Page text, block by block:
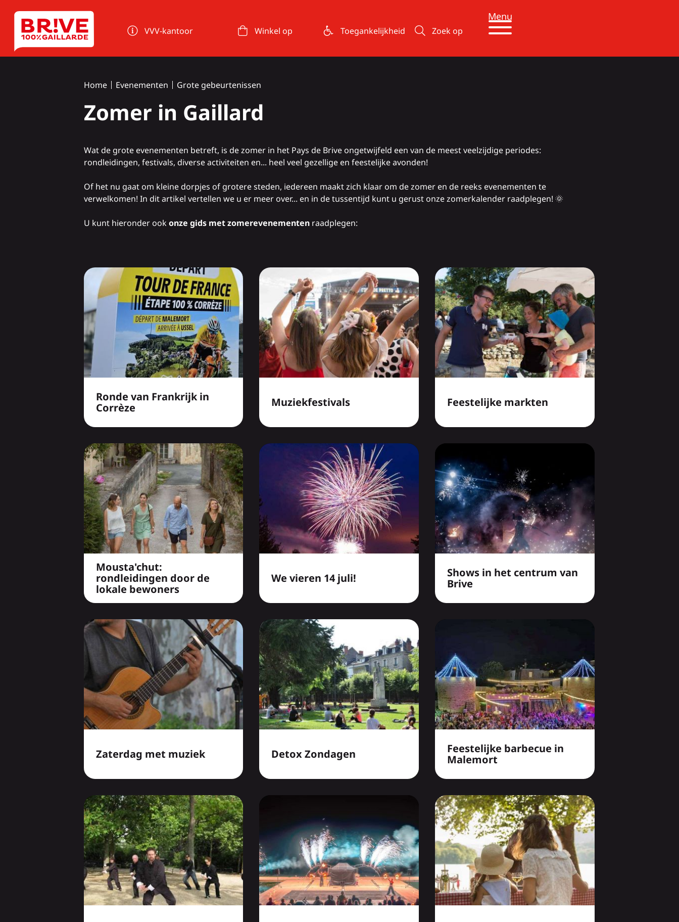
VVV-kantoor Winkel op Toegankelijkheid Zoek op
Menu
Home Evenementen Grote gebeurtenissen
Zomer in Gaillard
Watde grote evenementen betreft, is de zomer in het Pays de Brive ongetwijfeld een van de meest veelzijdige periodes:
rondleidingen, festivals, diverse activiteiten en... heel veel gezellige en feestelijke avonden!
Of het nu gaat om kleine dorpjes of grotere steden, iedereen maakt zich klaar om de zomer en de reeks evenementen te
verwelkomen! In dit artikel vertellen we u er meer over... en in de tussentijd kunt u gerust onze zomerkalender raadplegen! 🌞
U kunt hieronder ookonze gids met zomerevenementenraadplegen:
Ronde van Frankrijk in
Corrèze
Muziekfestivals Feestelijke markten
Mousta'chut:
rondleidingen door de
lokale bewoners
We vieren 14 juli!
Shows in het centrum van
Brive
Zaterdag met muziek Detox Zondagen
Feestelijke barbecue in
Malemort